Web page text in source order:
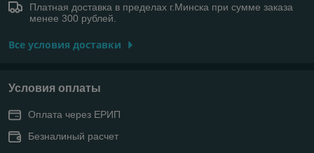
Платная доставка в пределах г.Минска при сумме заказа
менее 300 рублей.
Все условия доставки
Условия оплаты
Оплата через ЕРИП
Безналиный расчет